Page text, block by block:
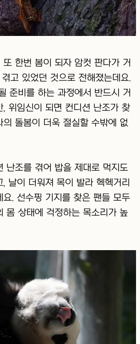
또 한번 봄이 되자 암컷 판다가 거
겪고 있었던 것으로 전해졌는데요.
준비를 하는 과정에서 반드시 거
, 위임신이 되면 컨디션 난조가 찾
의 돌봄이 더욱 절실할 수밖에 없
난조를 겪어 밥을 제대로 먹지도
날이 더워져 목이 발라 헥헥거리
요. 선수핑 기지를 찾은 팬들 모두
몸 상태에 걱정하는 목소리가 높